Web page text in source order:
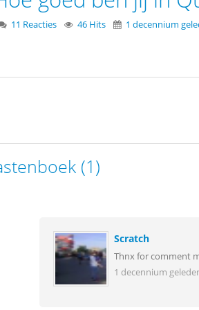
11 Reacties 46 Hits 1 decennium
(1)
Scratch
Thnx for comment
1 decennium